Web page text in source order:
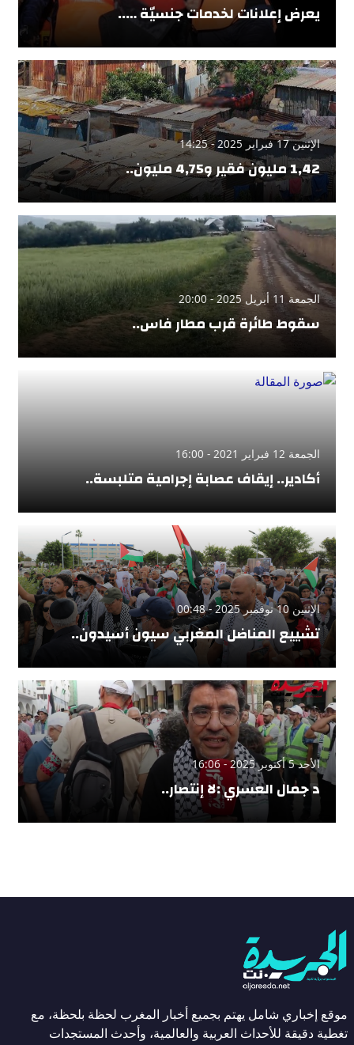
يعرض إعلانات لخدمات جنسيّة …..
الإثنين 17 فبراير 2025 - 14:25
1,42 مليون فقير و4,75 مليون..
الجمعة 11 أبريل 2025 - 20:00
سقوط طائرة قرب مطار فاس..
الجمعة 12 فبراير 2021 - 16:00
أكادير.. إيقاف عصابة إجرامية متلبسة..
الإثنين 10 نوفمبر 2025 - 00:48
تشييع المناضل المغربي سيون أسيدون..
الأحد 5 أكتوبر 2025 - 16:06
د جمال العسري :لا إنتصار..
موقع إخباري شامل يهتم بجميع أخبار المغرب لحظة بلحظة، مع
تغطية دقيقة للأحداث العربية والعالمية، وأحدث المستجدات